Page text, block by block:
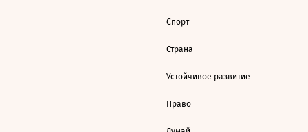
Спорт
Страна
Устойчивое развитие
Право